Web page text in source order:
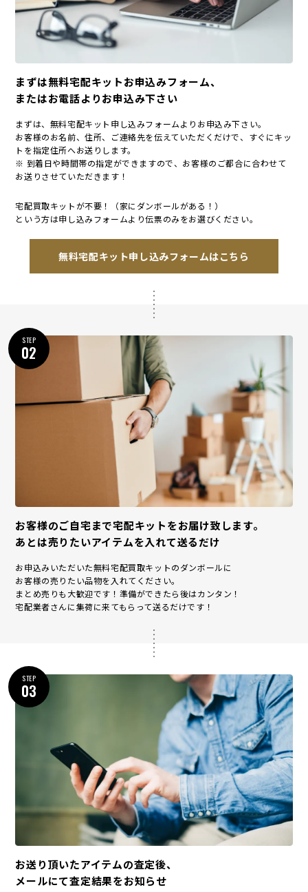
まずは無料宅配キットお申込みフォーム、
またはお電話よりお申込み下さい
まずは、無料宅配キット申し込みフォームよりお申込み下さい。
お客様のお名前、住所、ご連絡先を伝えていただくだけで、すぐにキッ
トを指定住所へお送りします。
※ 到着日や時間帯の指定ができますので、お客様のご都合に合わせて
お送りさせていただきます！
宅配買取キットが不要！（家にダンボールがある！）
という方は申し込みフォームより伝票のみをお選びください。
無料宅配キット申し込みフォームはこちら
STEP
02
お客様のご自宅まで宅配キットをお届け致します。
あとは売りたいアイテムを入れて送るだけ
お申込みいただいた無料宅配買取キットのダンボールに
お客様の売りたい品物を入れてください。
まとめ売りも大歓迎です！準備ができたら後はカンタン！
宅配業者さんに集荷に来てもらって送るだけです！
STEP
03
お送り頂いたアイテムの査定後、
メールにて査定結果をお知らせ